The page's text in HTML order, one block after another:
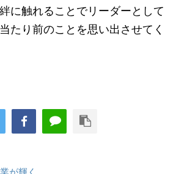
に触れることでリーダーとして
たり前のことを思い出させてく
が輝く